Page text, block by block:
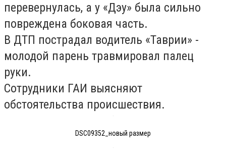
перевернулась, а у «Дэу» была сильно
повреждена боковая часть.
В ДТП пострадал водитель «Таврии» -
молодой парень травмировал палец
руки.
Сотрудники ГАИ выясняют
обстоятельства происшествия.
DSC09352_новый размер